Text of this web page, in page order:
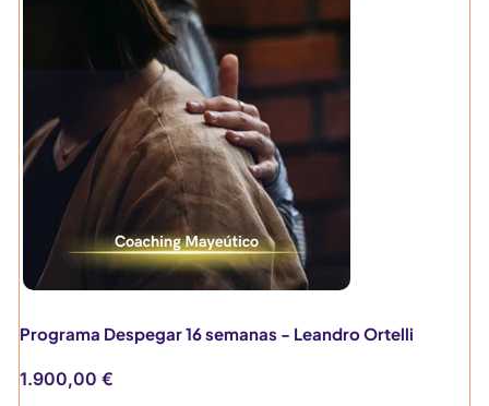
Programa Despegar 16 semanas - Leandro Ortelli
1.900,00 €